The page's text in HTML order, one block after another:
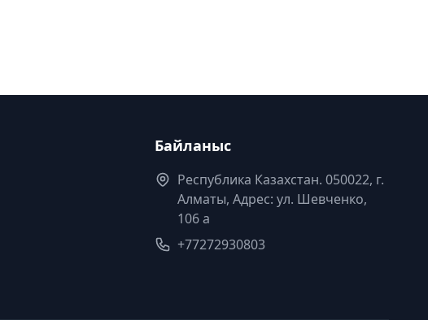
Байланыс
Республика Казахстан. 050022, г.
Алматы, Адрес: ул. Шевченко,
106 а
+77272930803